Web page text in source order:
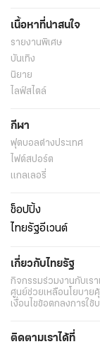
เนื้อหาที่น่าสนใจ
รายงานพิเศษ
บันเทิง
นิยาย
ไลฟ์สไตล์
กีฬา
ฟุตบอลต่่างประเทศ
ไฟต์สปอร์ต
แกลเลอรี่
ช็อปปิ้ง
ไทยรัฐอีเวนต์
เกี่ยวกับไทยรัฐ
กิจกรรมร่วมงานกับเรา
ศูนย์ช่วยเหลือนโยบาย
เงื่อนไขข้อตกลงการใช้
ติดตามเราได้ที่